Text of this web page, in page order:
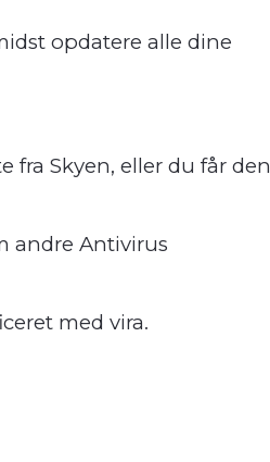
opdatere alle dine
fra Skyen, eller du får den
andre Antivirus
med vira.